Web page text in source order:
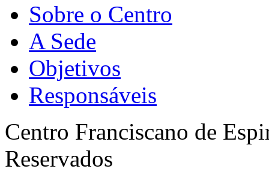
Sobre o Centro
A Sede
Objetivos
Responsáveis
Centro Franciscano de
Reservados